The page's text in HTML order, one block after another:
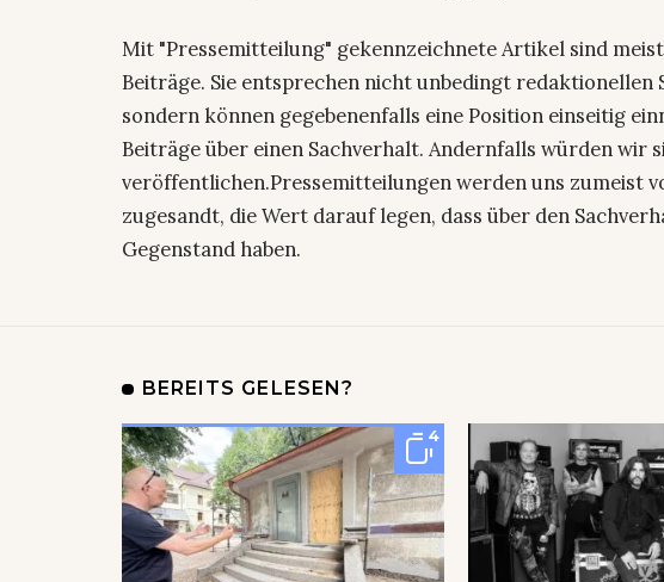
Mit "Pressemitteilung" gekennzeichnete Artikel sind
Beiträge. Sie entsprechen nicht unbedingt redaktionellen
sondern können gegebenenfalls eine Position einseitig
Beiträge über einen Sachverhalt. Andernfalls würden wir
veröffentlichen.Pressemitteilungen werden uns zumeist
zugesandt, die Wert darauf legen, dass über den
Gegenstand haben.
BEREITS GELESEN?
4